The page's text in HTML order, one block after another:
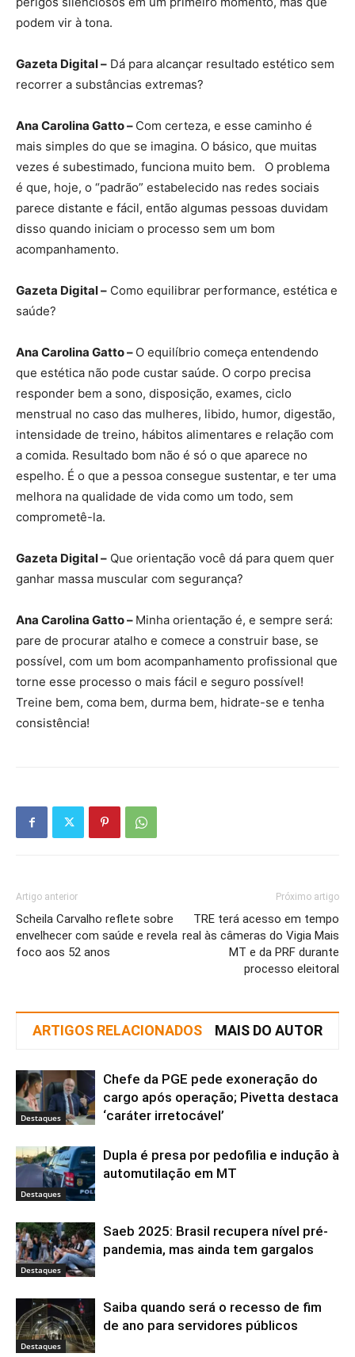
podem vir à tona.
Gazeta Digital – Dá para alcançar resultado estético sem
recorrer a substâncias extremas?
Ana Carolina Gatto – Com certeza, e esse caminho é
mais simples do que se imagina. O básico, que muitas
vezes é subestimado, funciona muito bem. O problema
é que, hoje, o “padrão” estabelecido nas redes sociais
parece distante e fácil, então algumas pessoas duvidam
disso quando iniciam o processo sem um bom
acompanhamento.
Gazeta Digital – Como equilibrar performance, estética e
saúde?
Ana Carolina Gatto – O equilíbrio começa entendendo
que estética não pode custar saúde. O corpo precisa
responder bem a sono, disposição, exames, ciclo
menstrual no caso das mulheres, libido, humor, digestão,
intensidade de treino, hábitos alimentares e relação com
a comida. Resultado bom não é só o que aparece no
espelho. É o que a pessoa consegue sustentar, e ter uma
melhora na qualidade de vida como um todo, sem
comprometê-la.
Gazeta Digital – Que orientação você dá para quem quer
ganhar massa muscular com segurança?
Ana Carolina Gatto – Minha orientação é, e sempre será:
pare de procurar atalho e comece a construir base, se
possível, com um bom acompanhamento profissional que
torne esse processo o mais fácil e seguro possível!
Treine bem, coma bem, durma bem, hidrate-se e tenha
consistência!
Artigo anterior
Scheila Carvalho reflete sobre
envelhecer com saúde e revela
foco aos 52 anos
Próximo artigo
TRE terá acesso em tempo
real às câmeras do Vigia Mais
MT e da PRF durante
processo eleitoral
ARTIGOS RELACIONADOS MAIS DO AUTOR
Destaques
Chefe da PGE pede exoneração do
cargo após operação; Pivetta destaca
‘caráter irretocável’
Destaques
Dupla é presa por pedofilia e indução à
automutilação em MT
Destaques
Saeb 2025: Brasil recupera nível pré-
pandemia, mas ainda tem gargalos
Destaques
Saiba quando será o recesso de fim
de ano para servidores públicos